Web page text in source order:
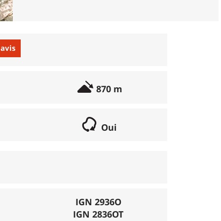
870 m
Oui
lorsqu'il s'agit d'une boucle. Les chemins
peut se réaliser avec un vélo semi
IGN 2936O
IGN 2836OT